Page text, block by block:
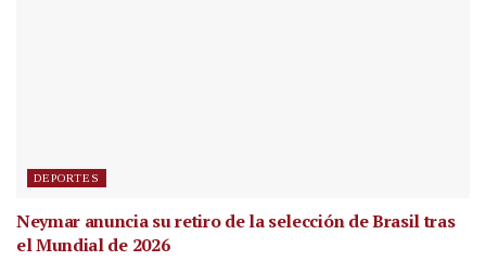
DEPORTES
Neymar anuncia su retiro de la selección de Brasil tras
el Mundial de 2026